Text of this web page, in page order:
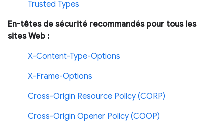
Trusted Types
En-têtes de sécurité recommandés pour tous les
sites Web :
X-Content-Type-Options
X-Frame-Options
Cross-Origin Resource Policy (CORP)
Cross-Origin Opener Policy (COOP)